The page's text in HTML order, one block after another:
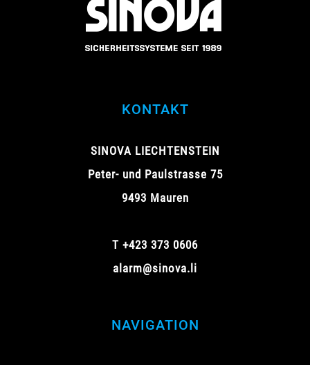
KONTAKT
SINOVA LIECHTENSTEIN
Peter- und Paulstrasse 75
9493 Mauren
T +423 373 0606
alarm@sinova.li
NAVIGATION